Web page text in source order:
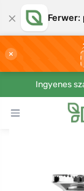
× Ferwer:
×
Ingyenes